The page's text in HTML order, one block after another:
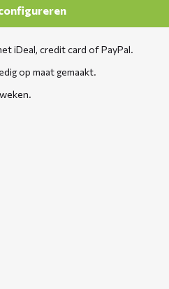
iDeal, credit card of PayPal.
op maat gemaakt.